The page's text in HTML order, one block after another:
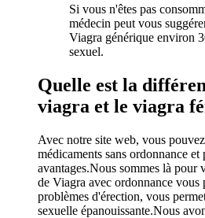
Si vous n'êtes pas
médecin peut vous
Viagra générique environ
sexuel.
Quelle est la
viagra et le viagra
Avec notre site web, vous
médicaments sans ordonnance
avantages.Nous sommes là pour
de Viagra avec ordonnance vous
problèmes d'érection, vous
sexuelle épanouissante.Nous